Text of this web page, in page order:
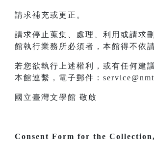
請求補充或更正。
請求停止蒐集、處理、利用或請求
館執行業務所必須者，本館得不依
若您欲執行上述權利，或有任何建
本館連繫，電子郵件：
國立臺灣文學館 敬啟
Consent Form for the Collection,